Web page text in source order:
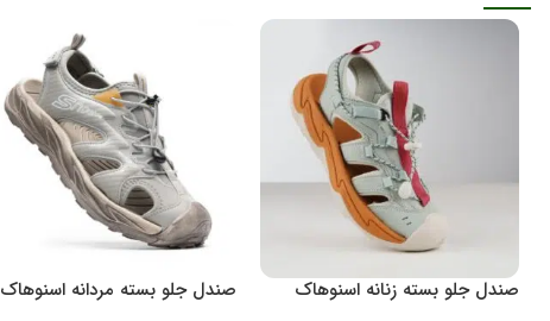
صندل جلو بسته زنانه اسنوهاک
صندل جلو بسته مردانه اسنوهاک